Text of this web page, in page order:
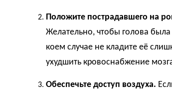
Положите пострадавшего на
Желательно, чтобы голова была
коем случае не кладите её
ухудшить кровоснабжение
Обеспечьте доступ воздуха.